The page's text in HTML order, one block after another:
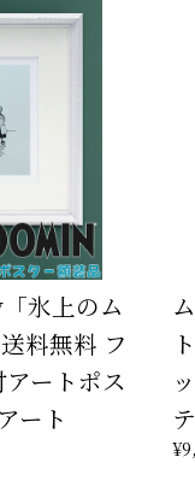
氷上のム
料無料 フ
ートポス
ート